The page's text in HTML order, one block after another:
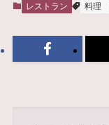
レストラン 料理